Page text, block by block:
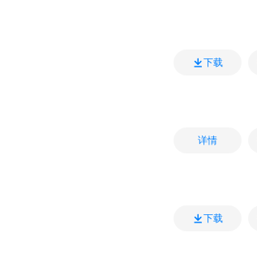
下载
详情
下载